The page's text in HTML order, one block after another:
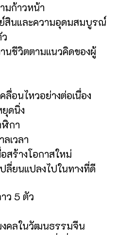
มก้าวหน้า
นและความอุดมสมบูรณ์
านชีวิตตามแนวคิดของผู้
อนไหวอย่างต่อเนื่อง
ดนิ่ง
ฬิกา
เวลา
สร้างโอกาสใหม่
ลี่ยนแปลงไปในทางที่ดี
ว 5 ตัว
คลในวัฒนธรรมจีน